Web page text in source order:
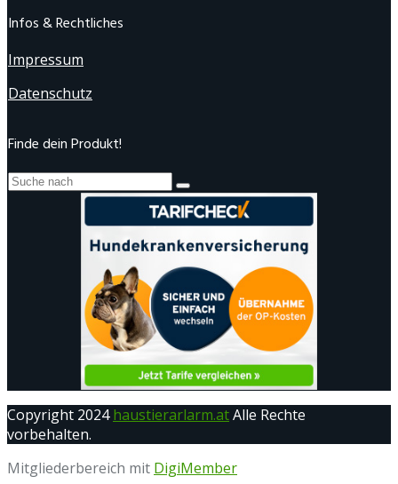
Infos & Rechtliches
Impressum
Datenschutz
Finde dein Produkt!
Copyright 2024haustierarlarm.atAlle Rechte
vorbehalten.
Mitgliederbereich mit DigiMember